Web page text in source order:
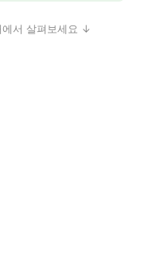
에서 살펴보세요 ↓